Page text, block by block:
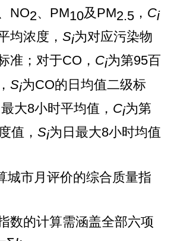
NO2、PM10及PM2.5， Ci
均浓度， Si为对应污染物
准；对于CO， Ci为第95百
Si为CO的日均值二级标
最大8小时平均值， Ci为第
值， Si为日最大8小时均值
市月评价的综合质量指
的计算需涵盖全部六项